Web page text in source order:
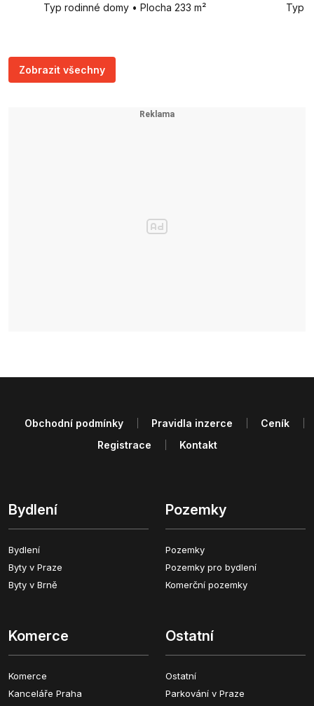
Typ rodinné domy • Plocha 233 m²
Typ
Zobrazit všechny
Bydlení
Bydlení
Byty v Praze
Byty v Brně
Pozemky
Pozemky
Pozemky pro bydlení
Komerční pozemky
Komerce
Komerce
Kanceláře Praha
Ostatní
Ostatní
Parkování v Praze
Obchodní podmínky Pravidla inzerce
Ceník
Registrace
Kontakt